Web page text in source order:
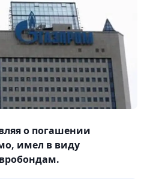
о погашении
имел в виду